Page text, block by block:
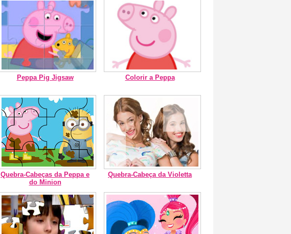
Peppa Pig Jigsaw Colorir a Peppa
Quebra-Cabeças da Peppa e
do Minion
Quebra-Cabeça da Violetta